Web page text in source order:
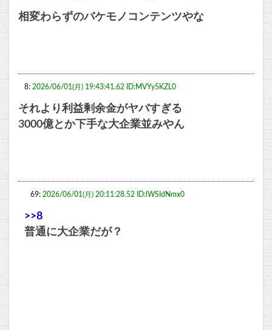
相変わらずのバケモノコンテンツやな
8: 2026/06/01(月) 19:43:41.62 ID:MVYy5KZL0
それより利益剰余金がヤバすぎる
3000億とか下手な大企業並みやん
69: 2026/06/01(月) 20:11:28.52 ID:lWSIdNmx0
>>8
普通に大企業だが？